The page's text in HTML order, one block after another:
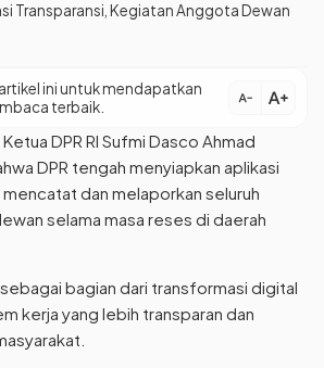
Transparansi, Kegiatan Anggota Dewan
ini untuk mendapatkan
terbaik.
text_decrease text_increase
Ketua DPR RI Sufmi Dasco Ahmad
DPR tengah menyiapkan aplikasi
dan melaporkan seluruh
selama masa reses di daerah
bagian dari transformasi digital
kerja yang lebih transparan dan